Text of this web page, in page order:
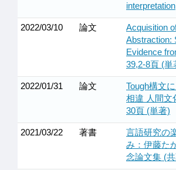
2022/03/10 論文
Acquisition
Abstraction:
Evidence
39,2-8頁 (単
2022/01/31 論文
Tough構文
相違 人間文
30頁 (単著)
2021/03/22 著書
言語研究の
み：伊藤た
念論文集 (